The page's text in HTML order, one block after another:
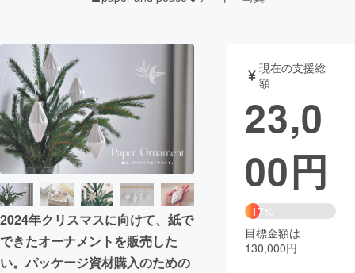
ターン
ジェクト
ロジェクト
アート・写真 音楽
テクノロジー・ガジェット ゲーム・
映像・映画 書籍・雑誌
ビジネス・起業 チャレンジ
まちづくり・地域活性化
2024年クリスマスに向けて、紙で
できたオーナメントを販売した
い。パッケージ資材購入のための
現在の支援総
額
23,0
00円
17%
目標金額は
130,000円